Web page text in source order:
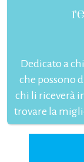
Dedicato a
che possono
chi li riceverà
trovare la